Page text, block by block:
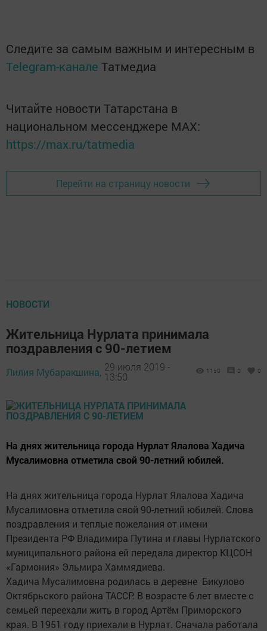
Следите за самым важным и интересным в
Telegram-канале Татмедиа
Читайте новости Татарстана в
национальном мессенджере MАХ:
https://max.ru/tatmedia
Перейти на страницу новости
НОВОСТИ
Жительница Нурлата принимала
поздравления с 90-летием
Лилия Мубаракшина, 29 июля 2019 -
13:50
1150 0 0
На днях жительница города Нурлат Ялалова Хадича
Мусалимовна отметила свой 90-летний юбилей.
На днях жительница города Нурлат Ялалова Хадича
Мусалимовна отметила свой 90-летний юбилей. Слова
поздравления и теплые пожелания от имени
Президента РФ Владимира Путина и главы Нурлатского
муниципального района ей передала директор КЦСОН
«Гармония» Эльмира Хаммядиева.
Хадича Мусалимовна родилась в деревне Бикулово
Октябрьского района ТАССР. В возрасте 6 лет вместе с
семьей переехали жить в город Артём Приморского
края. В 1951 году приехали в Нурлат. Сначала работала